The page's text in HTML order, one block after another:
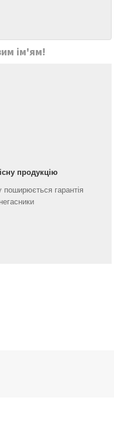
ім'ям!
продукцію
поширюється гарантія